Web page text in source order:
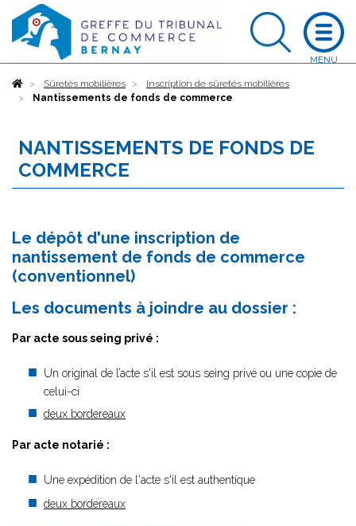
AccueilSûretés mobilières
Inscription de sûretés mobilières
Nantissements de fonds de commerce
NANTISSEMENTS DE FONDS DE
COMMERCE
Le dépôt d'une inscription de
nantissement de fonds de commerce
(conventionnel)
Les documents à joindre au dossier :
Par acte sous seing privé :
Un original de l’acte s'il est sous seing privé ou une copie de
celui-ci
deux bordereaux
Par acte notarié :
Une expédition de l'acte s'il est authentique
deux bordereaux